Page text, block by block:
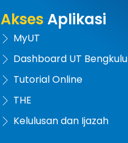
Akses Aplikasi
MyUT
Dashboard UT Bengkulu
Tutorial Online
THE
Kelulusan dan Ijazah